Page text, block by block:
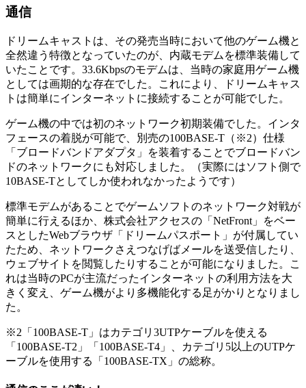
通信
ドリームキャストは、その発売当時において他のゲーム機と
全然違う特徴となっていたのが、内蔵モデムを標準装備して
いたことです。33.6Kbpsのモデムは、当時の家庭用ゲーム機
としては画期的な存在でした。これにより、ドリームキャス
トは簡単にインターネットに接続することが可能でした。
ゲーム機の中では初のネットワーク初期装備でした。インタ
フェースの着脱が可能で、別売の100BASE-T（※2）仕様
「ブロードバンドアダプタ」を装着することでブロードバン
ドのネットワークにも対応しました。（実際にはソフト側で
10BASE-Tとしてしか使われなかったようです）
標準モデムがあることでゲームソフトのネットワーク対戦が
簡単に行えるほか、株式会社アクセスの「NetFront」をベー
スとしたWebブラウザ「ドリームパスポート」が付属してい
たため、ネットワークさえつなげばメールを送受信したり、
ウェブサイトを閲覧したりすることが可能になりました。こ
れは当時のPCが主流だったインターネットの利用方法を大
きく変え、ゲーム機がより多機能化する足がかりとなりまし
た。
※2「100BASE-T」はカテゴリ3UTPケーブルを使える
「100BASE-T2」「100BASE-T4」、カテゴリ5以上のUTPケ
ーブルを使用する「100BASE-TX」の総称。